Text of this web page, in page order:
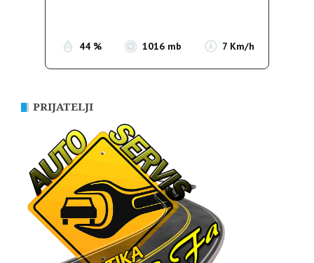
44 % 1016 mb 7 Km/h
PRIJATELJI